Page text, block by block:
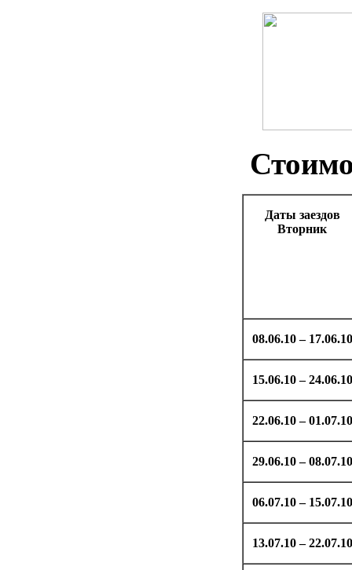
Даты заездов
Вторник
08.06.10 – 17.06.10
15.06.10 – 24.06.10
22.06.10 – 01.07.10
29.06.10 – 08.07.10
06.07.10 – 15.07.10
13.07.10 – 22.07.10